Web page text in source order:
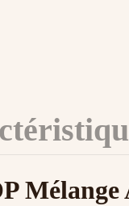
Mélange